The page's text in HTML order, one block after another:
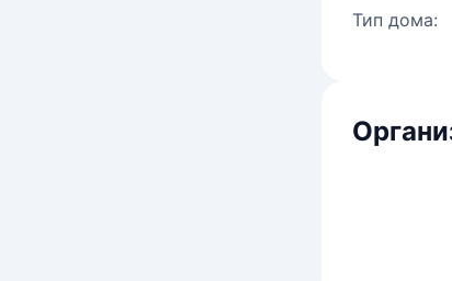
Тип дома: